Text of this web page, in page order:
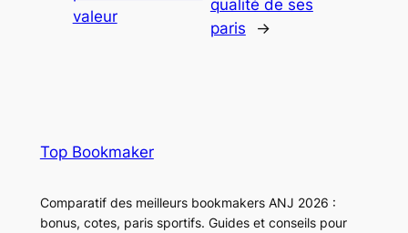
valeur
qualité de ses
paris
→
Top Bookmaker
Comparatif des meilleurs bookmakers ANJ 2026 :
bonus, cotes, paris sportifs. Guides et conseils pour